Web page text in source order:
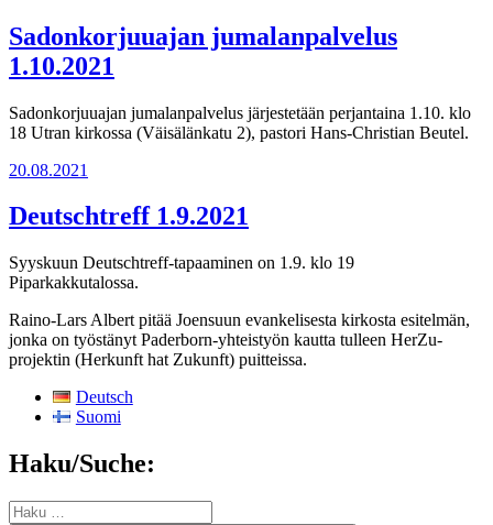
Sadonkorjuuajan jumalanpalvelus
1.10.2021
Sadonkorjuuajan jumalanpalvelus järjestetään perjantaina 1.10. klo
18 Utran kirkossa (Väisälänkatu 2), pastori Hans-Christian Beutel.
Julkaistu
20.08.2021
Deutschtreff 1.9.2021
Syyskuun Deutschtreff-tapaaminen on 1.9. klo 19
Piparkakkutalossa.
Raino-Lars Albert pitää Joensuun evankelisesta kirkosta esitelmän,
jonka on työstänyt Paderborn-yhteistyön kautta tulleen HerZu-
projektin (Herkunft hat Zukunft) puitteissa.
Deutsch
Suomi
Haku/Suche:
Etsi: